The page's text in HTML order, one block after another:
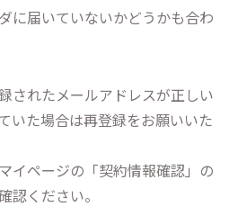
に届いていないかどうかも合わ
されたメールアドレスが正しい
いた場合は再登録をお願いいた
イページの「契約情報確認」の
認ください。